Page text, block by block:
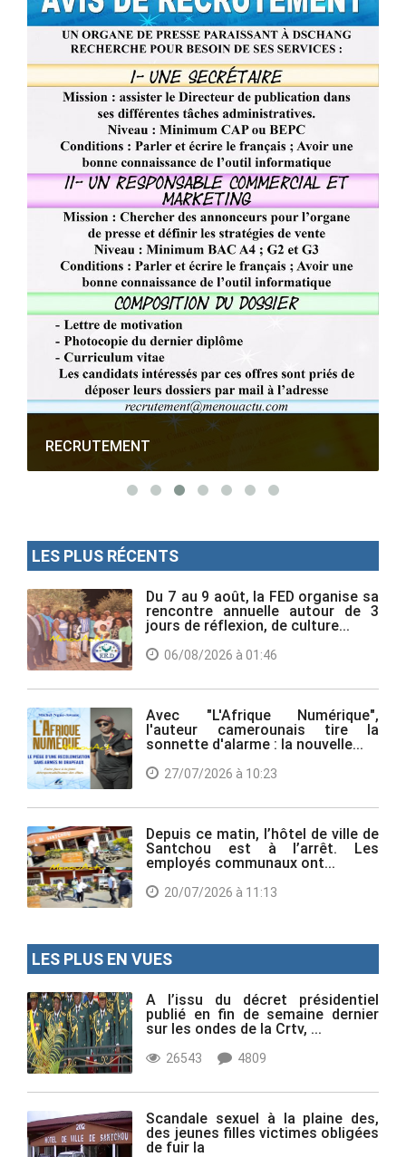
RECRUTEMENT
LES PLUS RÉCENTS
Du 7 au 9 août, la FED organise sa
rencontre annuelle autour de 3
jours de réflexion, de culture...
06/08/2026 à 01:46
Avec "L'Afrique Numérique",
l'auteur camerounais tire la
sonnette d'alarme : la nouvelle...
27/07/2026 à 10:23
Depuis ce matin, l’hôtel de ville de
Santchou est à l’arrêt. Les
employés communaux ont...
20/07/2026 à 11:13
LES PLUS EN VUES
A l’issu du décret présidentiel
publié en fin de semaine dernier
sur les ondes de la Crtv, ...
26543 4809
Scandale sexuel à la plaine des,
des jeunes filles victimes obligées
de fuir la